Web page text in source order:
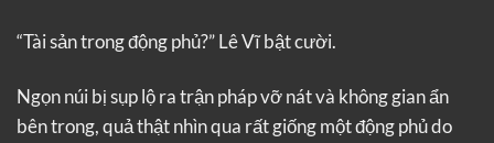
“Tài sản trong động phủ?” Lê Vĩ bật cười.
Ngọn núi bị sụp lộ ra trận pháp vỡ nát và không gian ẩn
bên trong, quả thật nhìn qua rất giống một động phủ do